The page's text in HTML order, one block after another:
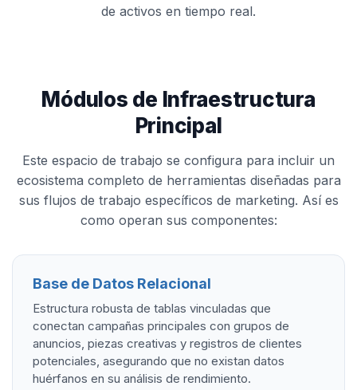
de activos en tiempo real.
Módulos de Infraestructura
Principal
Este espacio de trabajo se configura para incluir un
ecosistema completo de herramientas diseñadas para
sus flujos de trabajo específicos de marketing. Así es
como operan sus componentes:
Base de Datos Relacional
Estructura robusta de tablas vinculadas que
conectan campañas principales con grupos de
anuncios, piezas creativas y registros de clientes
potenciales, asegurando que no existan datos
huérfanos en su análisis de rendimiento.